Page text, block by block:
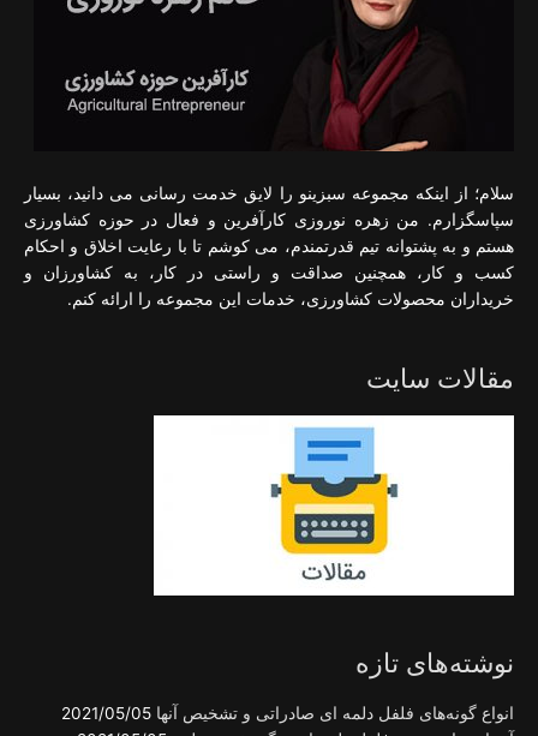
سلام؛ از اینکه مجموعه سبزینو را لایق خدمت رسانی می دانید، بسیار
سپاسگزارم. من زهره نوروزی کارآفرین و فعال در حوزه کشاورزی
هستم و به پشتوانه تیم قدرتمندم، می کوشم تا با رعایت اخلاق و احکام
کسب و کار، همچنین صداقت و راستی در کار، به کشاورزان و
خریداران محصولات کشاورزی، خدمات این مجموعه را ارائه کنم.
مقالات سایت
نوشته‌های تازه
انواع گونه‌های فلفل دلمه ای صادراتی و تشخیص آنها 2021/05/05